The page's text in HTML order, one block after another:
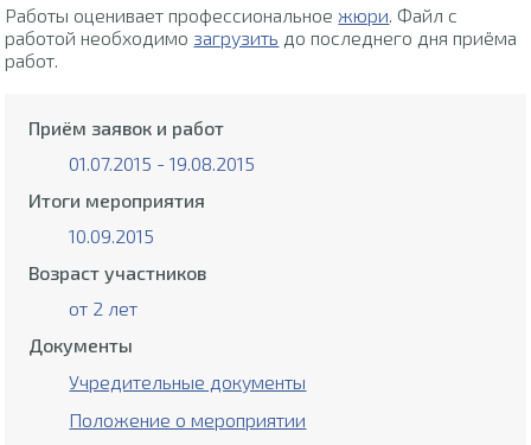
Работы оценивает профессиональное жюри. Файл с
работой необходимо загрузить до последнего дня приёма
работ.
Приём заявок и работ
01.07.2015 - 19.08.2015
Итоги мероприятия
10.09.2015
Возраст участников
от 2 лет
Документы
Учредительные документы
Положение о мероприятии